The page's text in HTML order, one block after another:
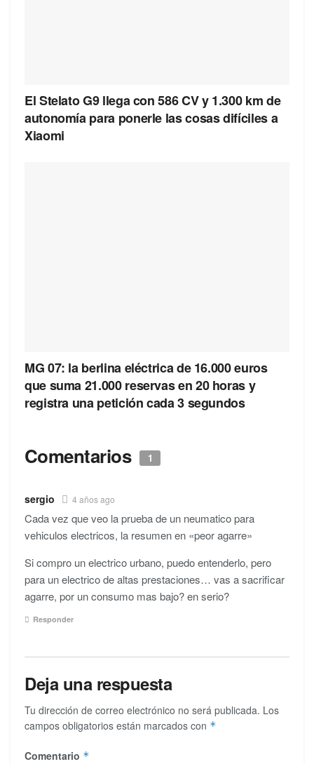
El Stelato G9 llega con 586 CV y 1.300 km de
autonomía para ponerle las cosas difíciles a
Xiaomi
MG 07: la berlina eléctrica de 16.000 euros
que suma 21.000 reservas en 20 horas y
registra una petición cada 3 segundos
Comentarios 1
sergio 4 años ago
Cada vez que veo la prueba de un neumatico para
vehiculos electricos, la resumen en «peor agarre»
Si compro un electrico urbano, puedo entenderlo, pero
para un electrico de altas prestaciones… vas a sacrificar
agarre, por un consumo mas bajo? en serio?
Responder
Deja una respuesta
Tu dirección de correo electrónico no será publicada. Los
campos obligatorios están marcados con *
Comentario *